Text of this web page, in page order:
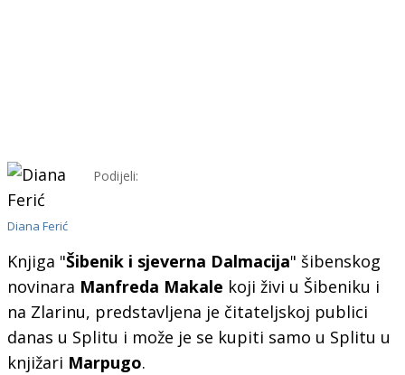
Diana Ferić
Podijeli:
Knjiga "Šibenik i sjeverna Dalmacija" šibenskog
novinara Manfreda Makale koji živi u Šibeniku i
na Zlarinu, predstavljena je čitateljskoj publici
danas u Splitu i može je se kupiti samo u Splitu u
knjižari Marpugo.